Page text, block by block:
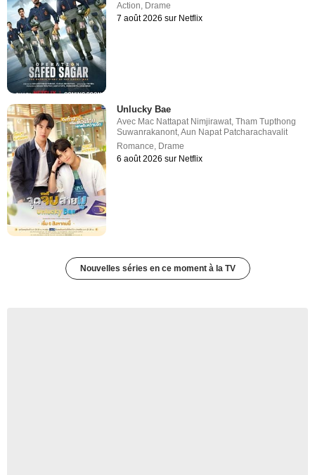
Action, Drame
7 août 2026 sur Netflix
Unlucky Bae
Avec Mac Nattapat Nimjirawat,Tham Tupthong
Suwanrakanont,Aun Napat Patcharachavalit
Romance, Drame
6 août 2026 sur Netflix
Nouvelles séries en ce moment à la TV